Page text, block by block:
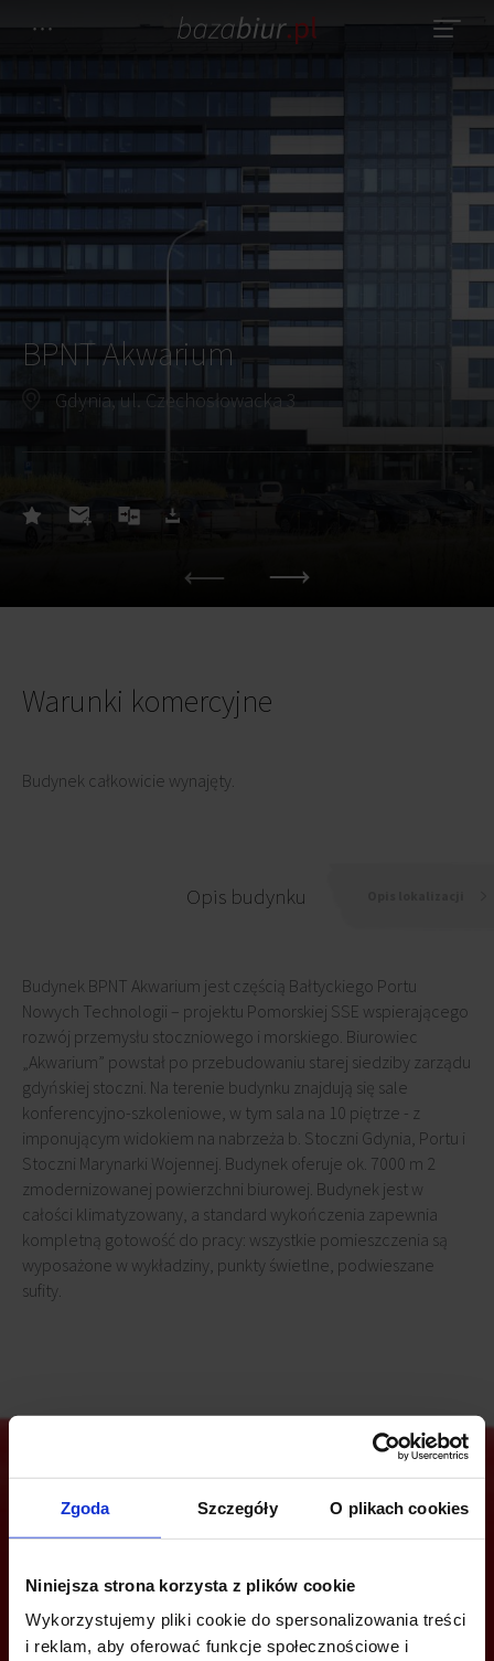
Zgoda Szczegóły O plikach cookies
Niniejsza strona korzysta z plików cookie
Wykorzystujemy pliki cookie do spersonalizowania treści
i reklam, aby oferować funkcje społecznościowe i
BPNT Akwarium
Gdynia, ul. Czechosłowacka 3
Warunki komercyjne
Budynek całkowicie wynajęty.
Opis budynku
Budynek BPNT Akwarium jest częścią Bałtyckiego Portu
Nowych Technologii – projektu Pomorskiej SSE wspierającego
rozwój przemysłu stoczniowego i morskiego. Biurowiec
„Akwarium” powstał po przebudowaniu starej siedziby zarządu
gdyńskiej stoczni. Na terenie budynku znajdują się sale
konferencyjno-szkoleniowe, w tym sala na 10 piętrze - z
imponującym widokiem na nabrzeża b. Stoczni Gdynia, Portu i
Stoczni Marynarki Wojennej. Budynek oferuje ok. 7000 m 2
zmodernizowanej powierzchni biurowej. Budynek jest w
całości klimatyzowany, a standard wykończenia zapewnia
kompletną gotowość do pracy: wszystkie pomieszczenia są
wyposażone w wykładziny, punkty świetlne, podwieszane
sufity.
Jesteś zainteresowany tą ofertą?
ZADZWOŃ I DOWIEDZ SIĘ WIĘCEJ